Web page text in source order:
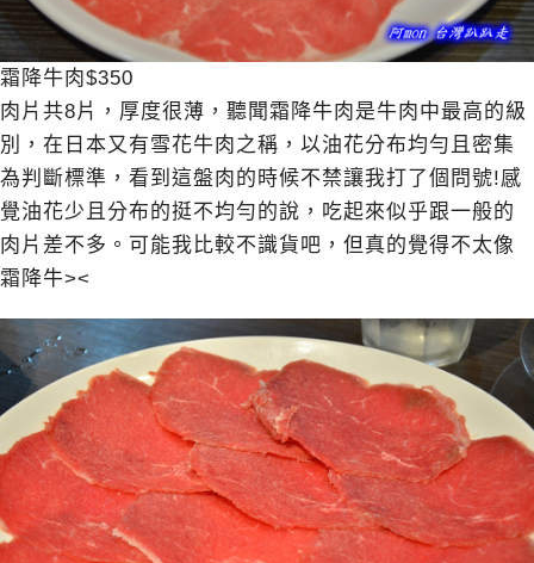
霜降牛肉$350
肉片共8片，厚度很薄，聽聞霜降牛肉是牛肉中最高的級
別，在日本又有雪花牛肉之稱，以油花分布均勻且密集
為判斷標準，看到這盤肉的時候不禁讓我打了個問號!感
覺油花少且分布的挺不均勻的說，吃起來似乎跟一般的
肉片差不多。可能我比較不識貨吧，但真的覺得不太像
霜降牛><